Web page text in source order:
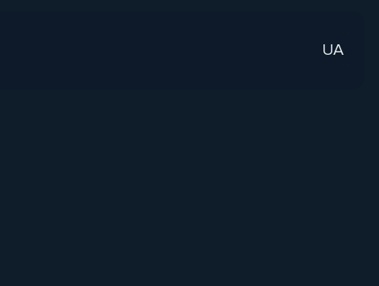
UA